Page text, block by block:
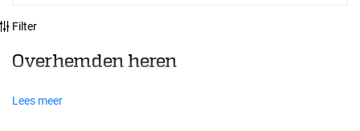
Filter
Overhemden heren
Lees meer